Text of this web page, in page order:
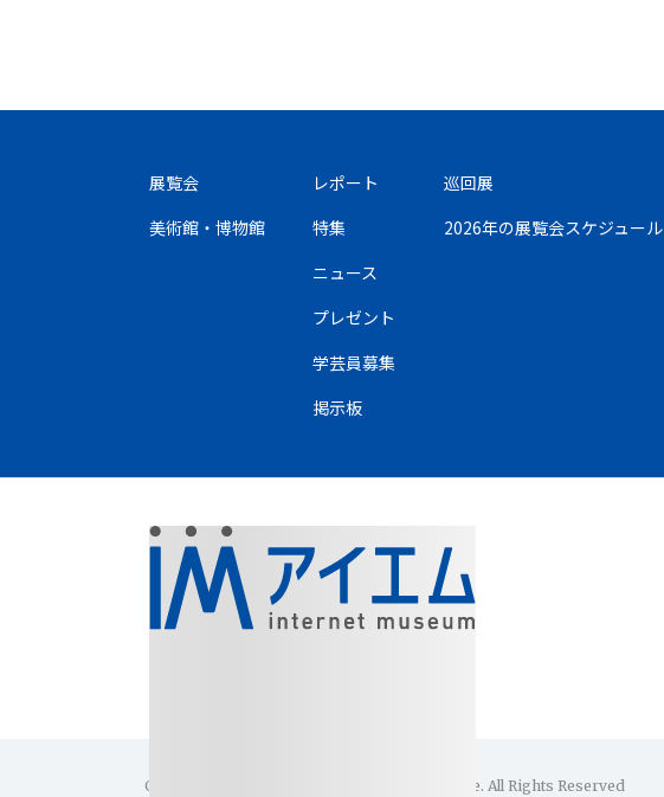
展覧会
美術館・博物館
レポート
特集
ニュース
プレゼント
学芸員募集
掲示板
巡回展
2026年の展覧会スケジュール
Copyright(C)1996-2026 Internet Museum Office. All Rights Reserved